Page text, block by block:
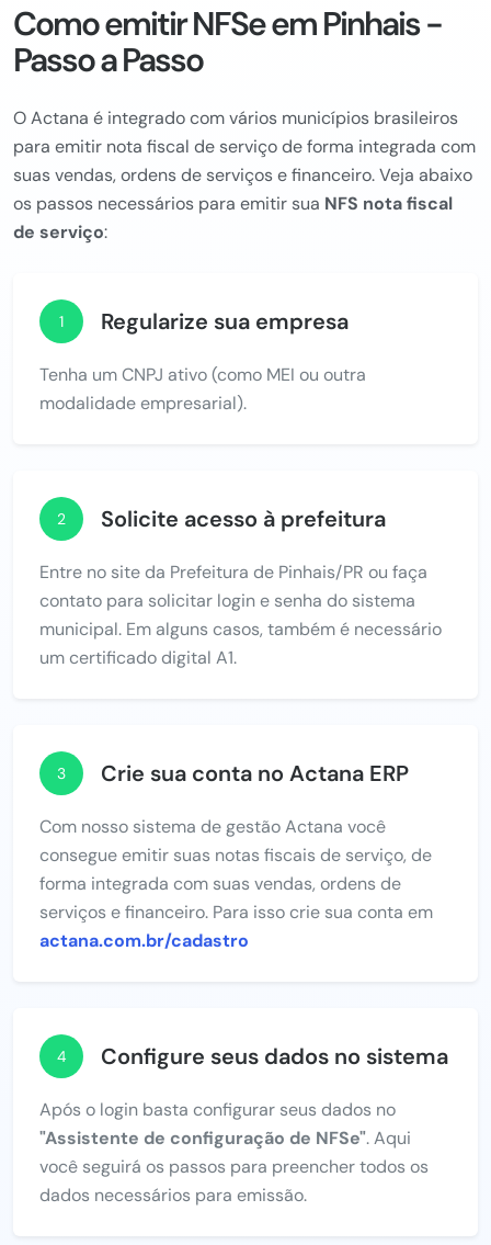
Como emitir NFSe em Pinhais -
Passo a Passo
O Actana é integrado com vários municípios brasileiros
para emitir nota fiscal de serviço de forma integrada com
suas vendas, ordens de serviços e financeiro. Veja abaixo
os passos necessários para emitir sua NFS nota fiscal
de serviço:
1 Regularize sua empresa
Tenha um CNPJ ativo (como MEI ou outra
modalidade empresarial).
2 Solicite acesso à prefeitura
Entre no site da Prefeitura de Pinhais/PR ou faça
contato para solicitar login e senha do sistema
municipal. Em alguns casos, também é necessário
um certificado digital A1.
3 Crie sua conta no Actana ERP
Com nosso sistema de gestão Actana você
consegue emitir suas notas fiscais de serviço, de
forma integrada com suas vendas, ordens de
serviços e financeiro. Para isso crie sua conta em
actana.com.br/cadastro
4 Configure seus dados no sistema
Após o login basta configurar seus dados no
"Assistente de configuração de NFSe". Aqui
você seguirá os passos para preencher todos os
dados necessários para emissão.